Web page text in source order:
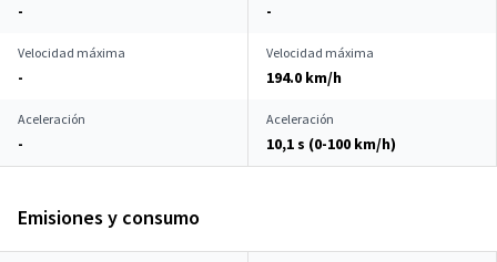
- -
Velocidad máxima
-
Velocidad máxima
194.0 km/h
Aceleración
-
Aceleración
10,1 s (0-100 km/h)
Emisiones y consumo